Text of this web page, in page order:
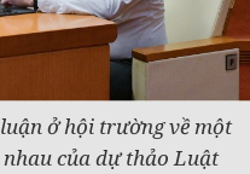
ở hội trường về một
của dự thảo Luật